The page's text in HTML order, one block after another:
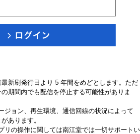
最新刷発行日より 5 年間をめどとします。ただ
期間内でも配信を停止する可能性がありま
ジョン、再生環境、通信回線の状況によって
あります。
リの操作に関しては南江堂では一切サポートい